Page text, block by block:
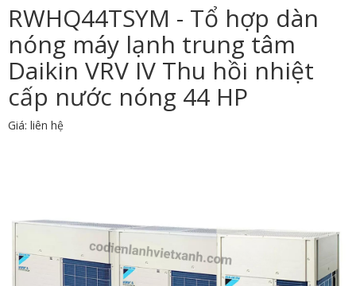
RWHQ44TSYM - Tổ hợp dàn
nóng máy lạnh trung tâm
Daikin VRV IV Thu hồi nhiệt
cấp nước nóng 44 HP
Giá: liên hệ